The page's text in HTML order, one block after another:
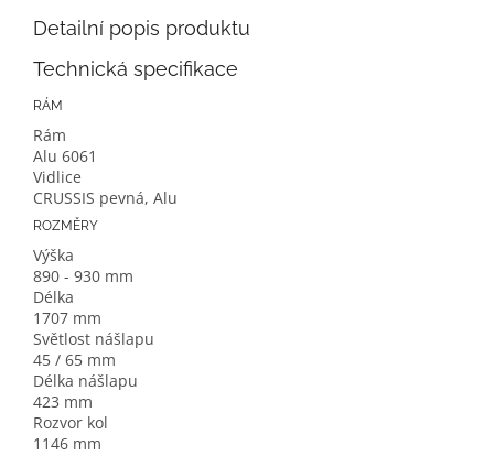
Detailní popis produktu
Technická specifikace
RÁM
Rám
Alu 6061
Vidlice
CRUSSIS pevná, Alu
ROZMĚRY
Výška
890 - 930 mm
Délka
1707 mm
Světlost nášlapu
45 / 65 mm
Délka nášlapu
423 mm
Rozvor kol
1146 mm